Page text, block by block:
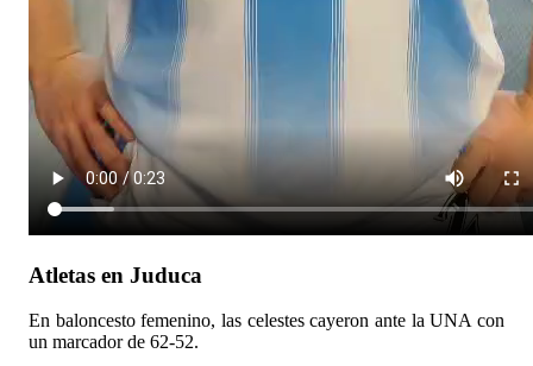
Atletas en Juduca
En baloncesto femenino, las celestes cayeron ante la UNA con
un marcador de 62-52.